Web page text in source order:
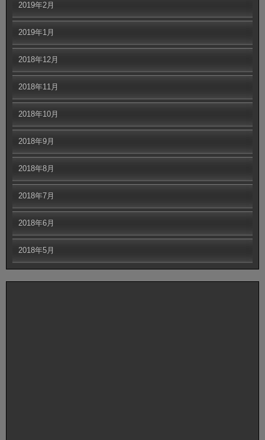
2019年2月
2019年1月
2018年12月
2018年11月
2018年10月
2018年9月
2018年8月
2018年7月
2018年6月
2018年5月